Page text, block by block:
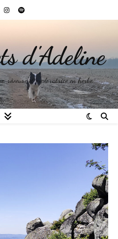
d'Adeline
rêveuse et exploratrice en herbe.